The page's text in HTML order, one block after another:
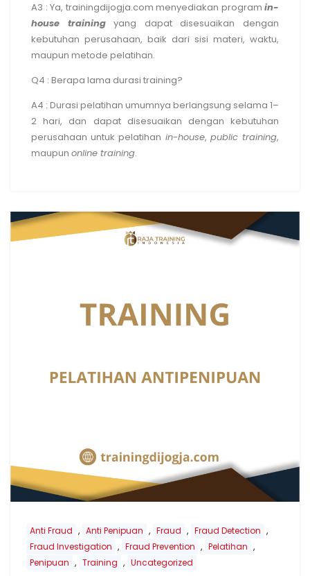
A3 : Ya, trainingdijogja.com menyediakan program in-
house trainingyang dapat disesuaikan dengan
kebutuhan perusahaan, baik dari sisi materi, waktu,
maupun metode pelatihan.
Q4 : Berapa lama durasi training?
A4 : Durasi pelatihan umumnya berlangsung selama 1–
2 hari, dan dapat disesuaikan dengan kebutuhan
perusahaan untuk pelatihan in-house, public training,
maupun online training.
Anti Fraud , Anti Penipuan , Fraud , Fraud Detection ,
Fraud Investigation , Fraud Prevention , Pelatihan ,
Penipuan , Training , Uncategorized